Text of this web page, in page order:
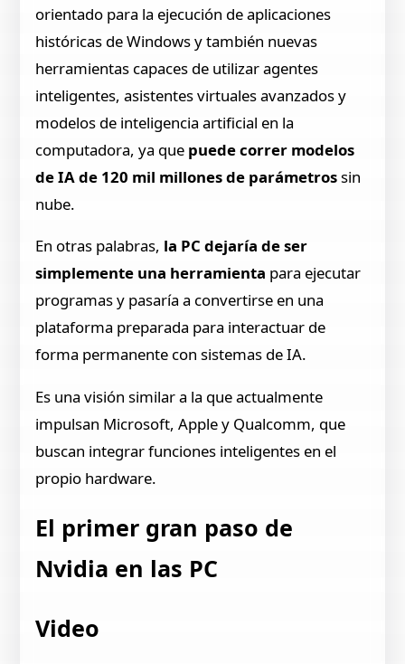
orientado para la ejecución de aplicaciones
históricas de Windows y también nuevas
herramientas capaces de utilizar agentes
inteligentes, asistentes virtuales avanzados y
modelos de inteligencia artificial en la
computadora, ya que puede correr modelos
de IA de 120 mil millones de parámetrossin
nube.
En otras palabras, la PC dejaría de ser
simplemente una herramienta para ejecutar
programas y pasaría a convertirse en una
plataforma preparada para interactuar de
forma permanente con sistemas de IA.
Es una visión similar a la que actualmente
impulsan Microsoft, Apple y Qualcomm, que
buscan integrar funciones inteligentes en el
propio hardware.
El primer gran paso de
Nvidia en las PC
Video